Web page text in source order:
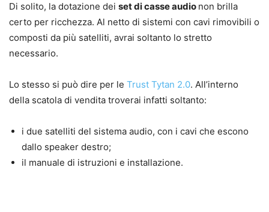
Di solito, la dotazione dei set di casse audio non brilla
certo per ricchezza. Al netto di sistemi con cavi rimovibili o
composti da più satelliti, avrai soltanto lo stretto
necessario.
Lo stesso si può dire per le Trust Tytan 2.0. All’interno
della scatola di vendita troverai infatti soltanto:
i due satelliti del sistema audio, con i cavi che escono
dallo speaker destro;
il manuale di istruzioni e installazione.